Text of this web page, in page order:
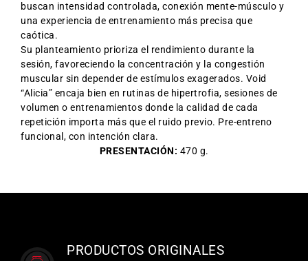
buscan intensidad controlada, conexión mente-músculo y
una experiencia de entrenamiento más precisa que
caótica.
Su planteamiento prioriza el rendimiento durante la
sesión, favoreciendo la concentración y la congestión
muscular sin depender de estímulos exagerados. Void
“Alicia” encaja bien en rutinas de hipertrofia, sesiones de
volumen o entrenamientos donde la calidad de cada
repetición importa más que el ruido previo. Pre-entreno
funcional, con intención clara.
PRESENTACIÓN: 470 g.
PRODUCTOS ORIGINALES